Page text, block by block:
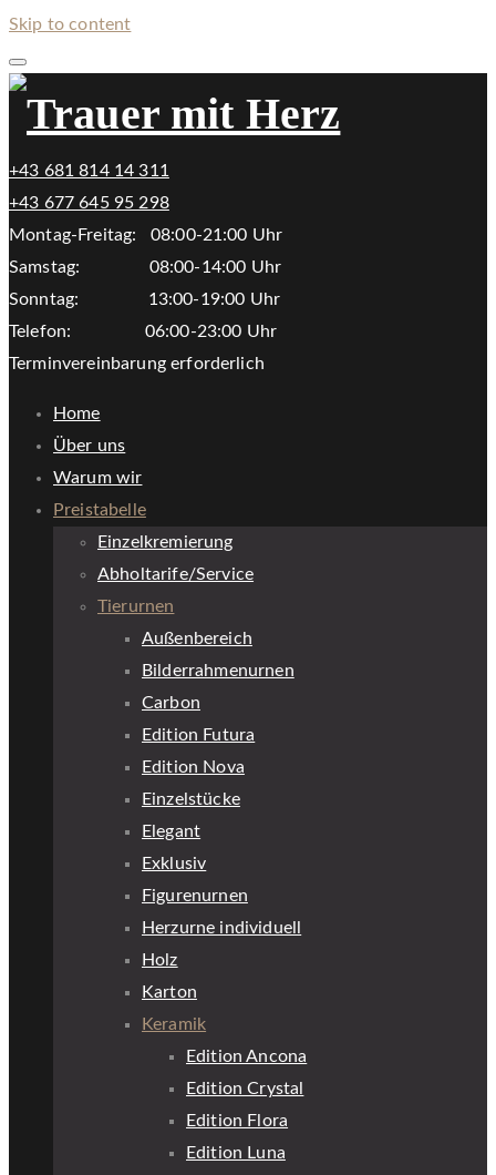
Skip to content
+43 681 814 14 311
+43 677 645 95 298
Montag-Freitag: 08:00-21:00 Uhr
Samstag: 08:00-14:00 Uhr
Sonntag: 13:00-19:00 Uhr
Telefon: 06:00-23:00 Uhr
Terminvereinbarung erforderlich
Home
Über uns
Warum wir
Preistabelle
Einzelkremierung
Abholtarife/Service
Tierurnen
Außenbereich
Bilderrahmenurnen
Carbon
Edition Futura
Edition Nova
Einzelstücke
Elegant
Exklusiv
Figurenurnen
Herzurne individuell
Holz
Karton
Keramik
Edition Ancona
Edition Crystal
Edition Flora
Edition Luna